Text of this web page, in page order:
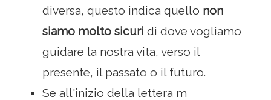
diversa, questo indica quello non
siamo molto sicuri di dove vogliamo
guidare la nostra vita, verso il
presente, il passato o il futuro.
Se all'inizio della lettera m